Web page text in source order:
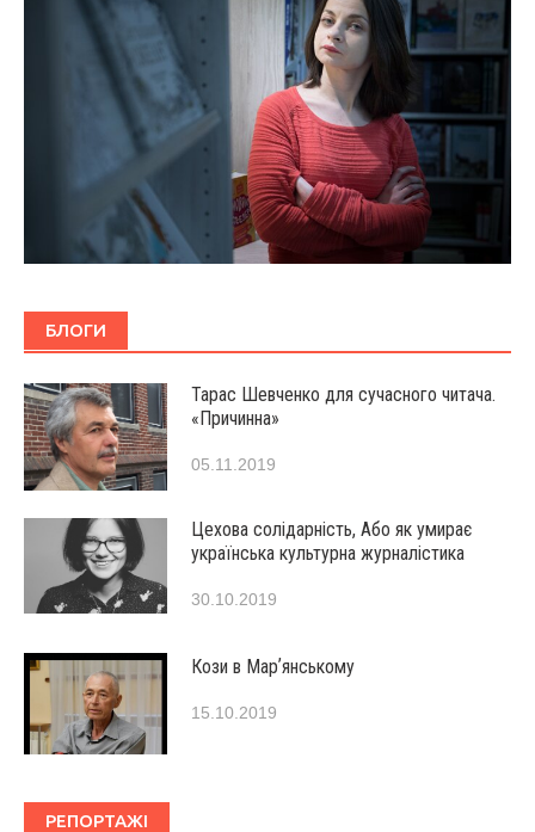
БЛОГИ
Тарас Шевченко для сучасного читача.
«Причинна»
05.11.2019
Цехова солідарність, Або як умирає
українська культурна журналістика
30.10.2019
Кози в Марʼянському
15.10.2019
РЕПОРТАЖІ